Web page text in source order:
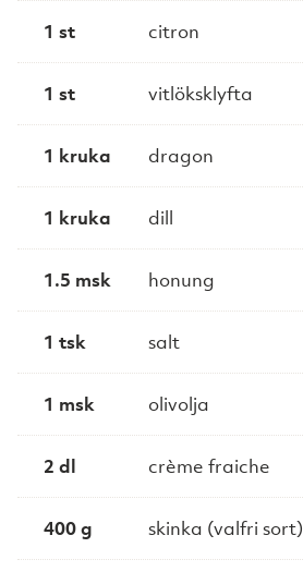
1 st citron
1 st vitlöksklyfta
1 kruka dragon
1 kruka dill
1.5 msk honung
1 tsk salt
1 msk olivolja
2 dl crème fraiche
400 g skinka (valfri sort)